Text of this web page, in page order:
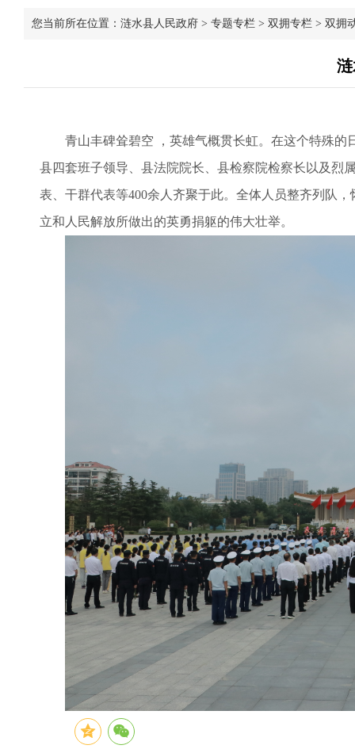
您当前所在位置： 涟水县人民政府 > 专题专栏 > 双拥专栏 > 双拥
青山丰碑耸碧空 ，英雄气概贯长虹。在这个特殊
县四套班子领导、县法院院长、县检察院检察长以及烈
表、干群代表等400余人齐聚于此。全体人员整齐列队
立和人民解放所做出的英勇捐躯的伟大壮举。